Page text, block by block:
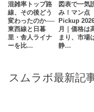
混雑率トップ路
線、その後どう
変わったのか──
東西線と日暮
里・舎人ライナ
ーを比…
図表で一気
み！マン点
Pickup
月｜価格は
まり、市場
静…
スムラボ最新記